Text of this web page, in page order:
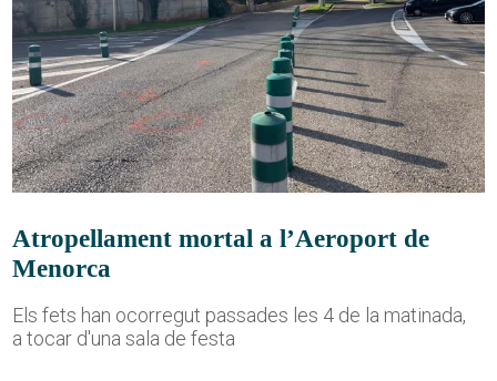
Atropellament mortal a l’Aeroport de
Menorca
Els fets han ocorregut passades les 4 de la matinada,
a tocar d'una sala de festa